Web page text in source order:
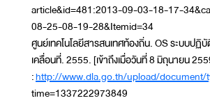
article&id=481:2013-09-03-18-17-
08-25-08-19-28&Itemid=34
ศูนย์เทคโนโลยีสารสนเทศท้องถิ่น. OS ระบบป
เคลื่อนที่. 2555. [เข้าถึงเมื่อวันที่ 8 มิถุนายน
:http://www.dla.go.th/upload/
time=1337222973849